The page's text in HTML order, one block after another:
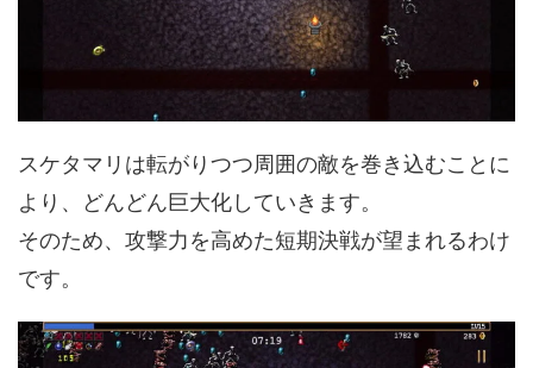
スケタマリは転がりつつ周囲の敵を巻き込むことに
より、どんどん巨大化していきます。
そのため、攻撃力を高めた短期決戦が望まれるわけ
です。